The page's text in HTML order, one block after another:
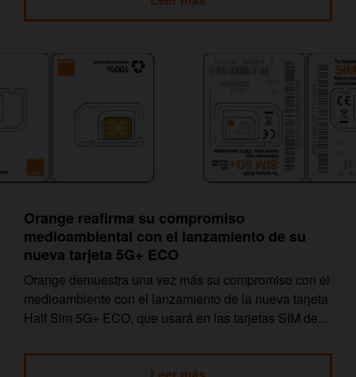
Orange reafirma su compromiso
medioambiental con el lanzamiento de su
nueva tarjeta 5G+ ECO
Orange demuestra una vez más su compromiso con el
medioambiente con el lanzamiento de la nueva tarjeta
Half Sim 5G+ ECO, que usará en las tarjetas SIM de...